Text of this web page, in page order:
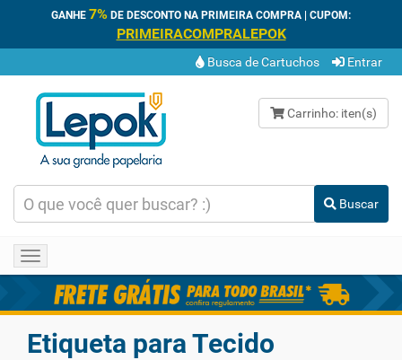
GANHE 7% DE DESCONTO NA PRIMEIRA COMPRA | CUPOM:
PRIMEIRACOMPRALEPOK
Busca de Cartuchos Entrar
Carrinho: iten(s)
Buscar
Toggle
navigation
Etiqueta para Tecido